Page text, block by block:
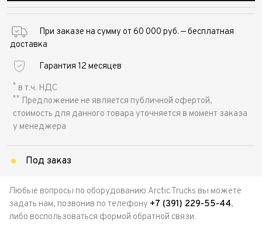
При заказе на сумму от 60 000 руб. — бесплатная
доставка
Гарантия 12 месяцев
* в т.ч. НДС
** Предложение не является публичной офертой,
стоимость для данного товара уточняется в момент заказа
у менеджера
Под заказ
Любые вопросы по оборудованию Arctic Trucks вы можете
задать нам, позвонив по телефону +7 (391) 229-55-44,
либо воспользоваться формой обратной связи.